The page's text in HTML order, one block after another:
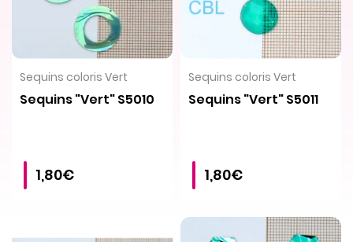
VOIR LE PRODUIT
Sequins coloris Vert
Sequins "Vert" S5010
1,80€
VOIR LE PRODUIT
Sequins coloris Vert
Sequins "Vert" S5011
1,80€